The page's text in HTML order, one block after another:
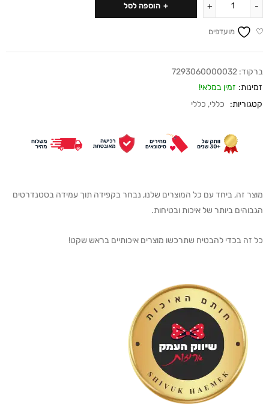
הוספה לסל
מועדפים
ברקוד: 7293060000032
זמינות: זמין במלאי!
קטגוריות:
כללי, כללי
מוצר זה, ביחד עם כל המוצרים שלנו, נבחר בקפידה תוך עמידה בסטנדרטים
הגבוהים ביותר של איכות ובטיחות.
כל זה בכדי להבטיח שתרכשו מוצרים איכותיים בראש שקט!